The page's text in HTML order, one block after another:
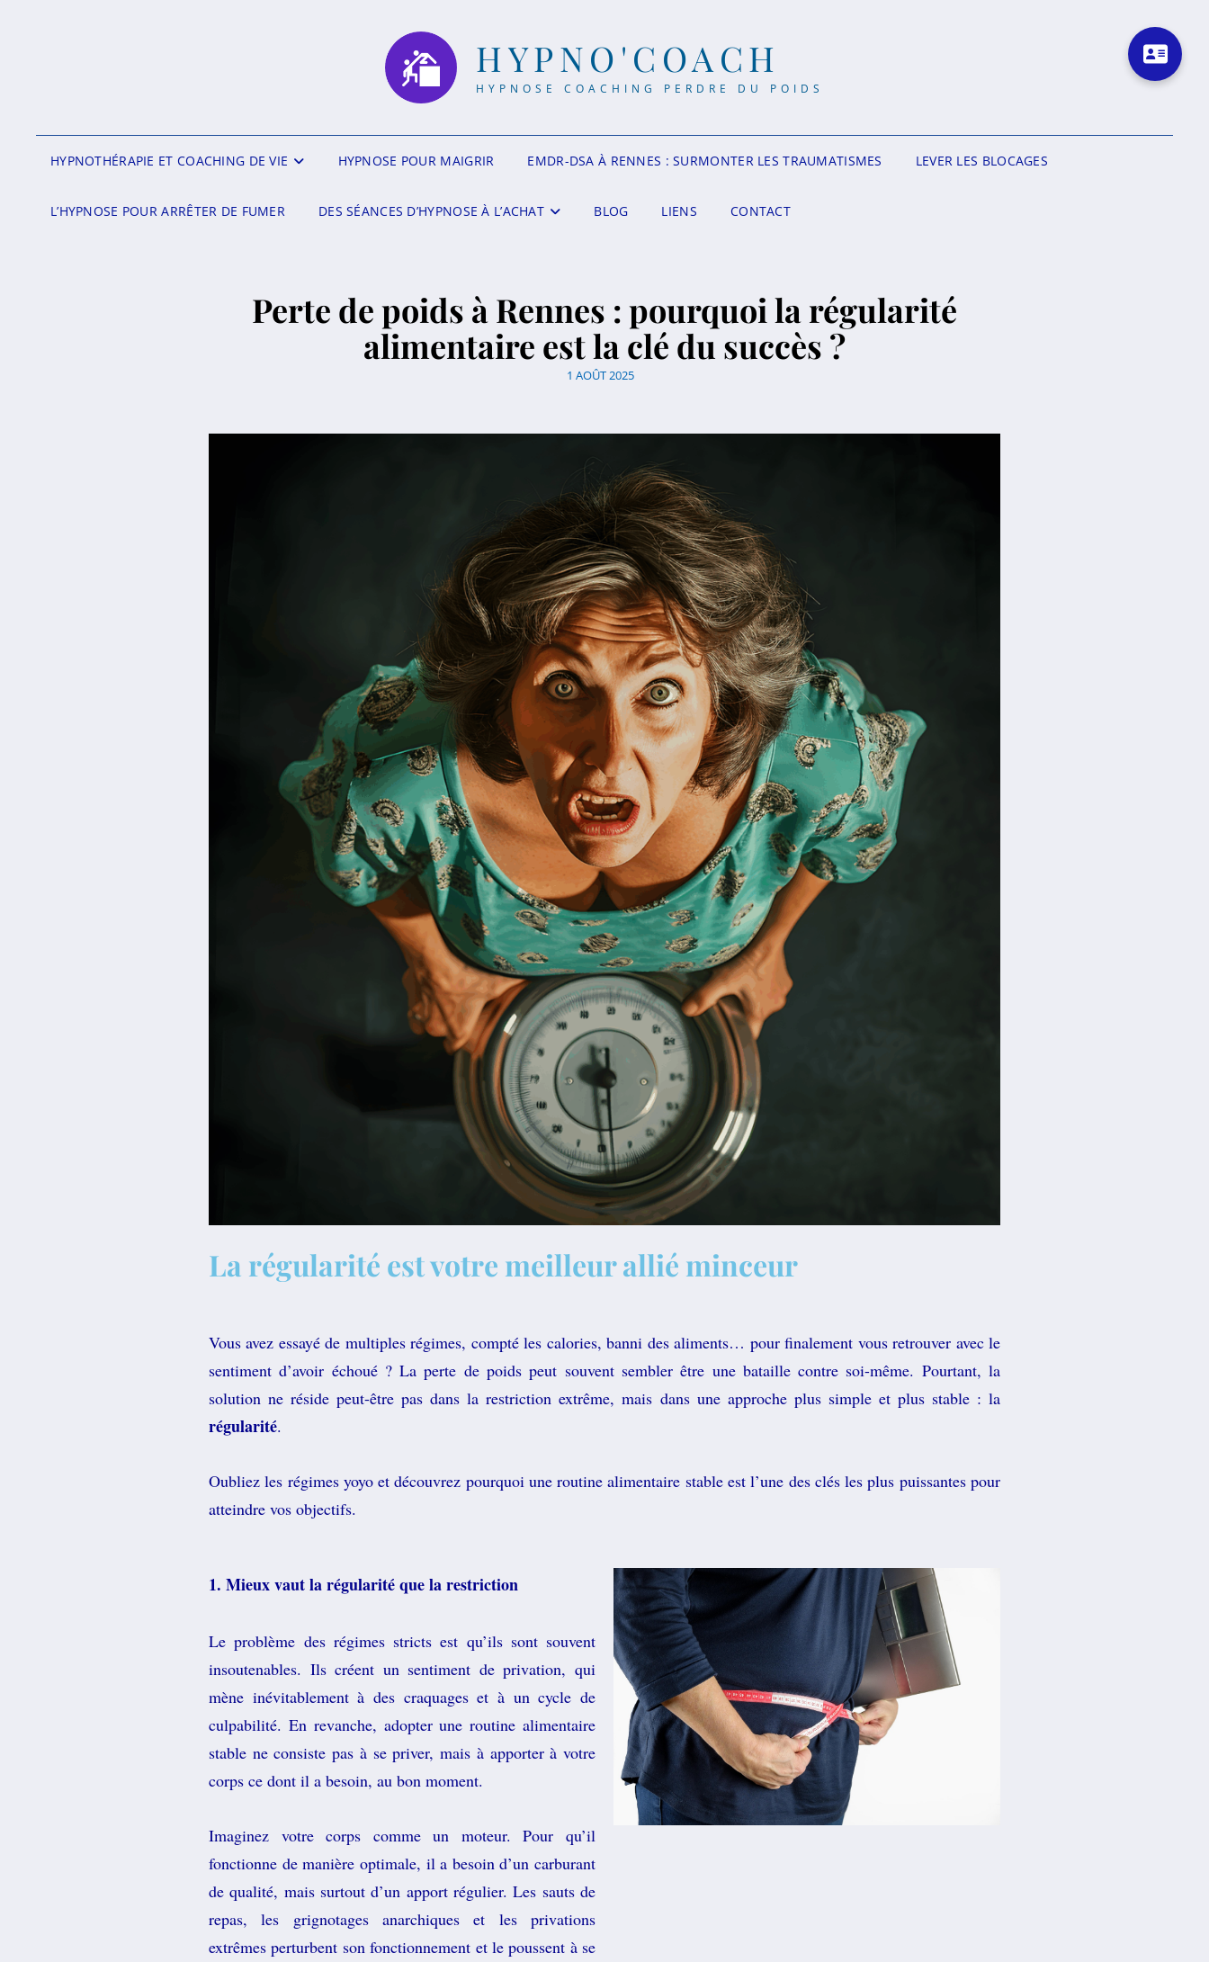
HYPNO'COACH
HYPNOSE COACHING PERDRE DU POIDS
HYPNOTHÉRAPIE ET COACHING DE VIE HYPNOSE POUR MAIGRIR EMDR-DSA À RENNES : SURMONTER LES TRAUMATISMES LEVER LES BLOCAGES
L’HYPNOSE POUR ARRÊTER DE FUMER DES SÉANCES D’HYPNOSE À L’ACHAT BLOG LIENS CONTACT
Perte de poids à Rennes : pourquoi la régularité
alimentaire est la clé du succès ?
1 AOÛT 2025
La régularité est votre meilleur allié minceur
Vous avez essayé de multiples régimes, compté les calories, banni des aliments… pour finalement vous retrouver avec le
sentiment d’avoir échoué ? La perte de poids peut souvent sembler être une bataille contre soi-même. Pourtant, la
solution ne réside peut-être pas dans la restriction extrême, mais dans une approche plus simple et plus stable : la
régularité.
Oubliez les régimes yoyo et découvrez pourquoi une routine alimentaire stable est l’une des clés les plus puissantes pour
atteindre vos objectifs.
1. Mieux vaut la régularité que la restriction
Le problème des régimes stricts est qu’ils sont souvent
insoutenables. Ils créent un sentiment de privation, qui
mène inévitablement à des craquages et à un cycle de
culpabilité. En revanche, adopter une routine alimentaire
stable ne consiste pas à se priver, mais à apporter à votre
corps ce dont il a besoin, au bon moment.
Imaginez votre corps comme un moteur. Pour qu’il
fonctionne de manière optimale, il a besoin d’un carburant
de qualité, mais surtout d’un apport régulier. Les sauts de
repas, les grignotages anarchiques et les privations
extrêmes perturbent son fonctionnement et le poussent à se